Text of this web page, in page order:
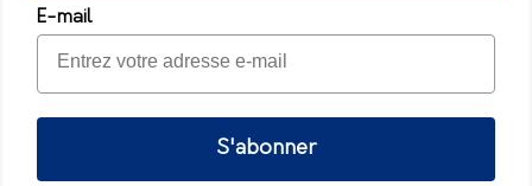
E-mail
S'abonner